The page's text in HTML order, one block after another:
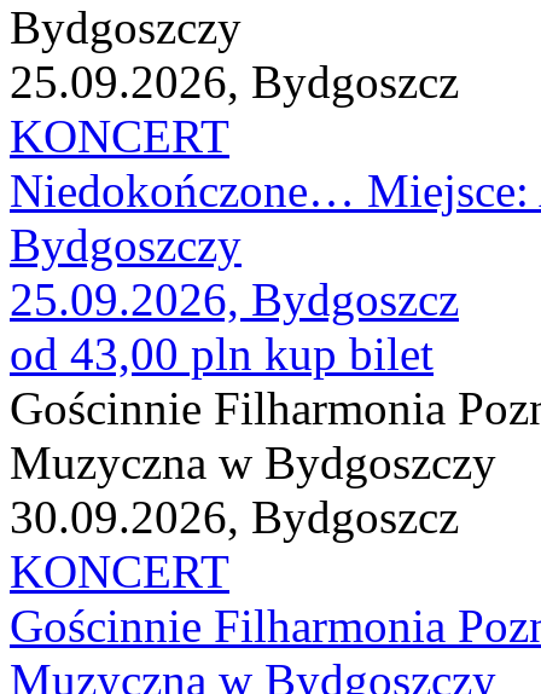
Bydgoszczy
25.09.2026, Bydgoszcz
KONCERT
Niedokończone… Miejsce:
Bydgoszczy
25.09.2026, Bydgoszcz
od 43,00 pln kup bilet
Gościnnie Filharmonia
Muzyczna w Bydgoszczy
30.09.2026, Bydgoszcz
KONCERT
Gościnnie Filharmonia
Muzyczna w Bydgoszczy